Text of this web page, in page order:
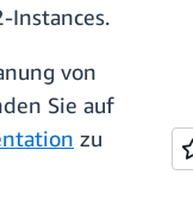
Instances.
von
Sie auf
zu